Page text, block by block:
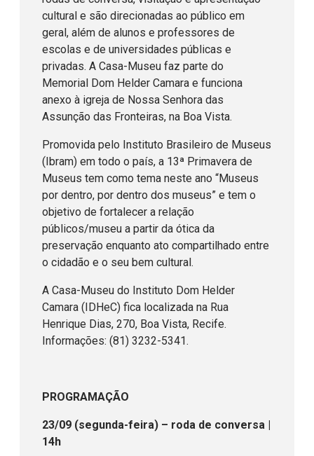
cultural e são direcionadas ao público em
geral, além de alunos e professores de
escolas e de universidades públicas e
privadas. A Casa-Museu faz parte do
Memorial Dom Helder Camara e funciona
anexo à igreja de Nossa Senhora das
Assunção das Fronteiras, na Boa Vista.
Promovida pelo Instituto Brasileiro de Museus
(Ibram) em todo o país, a 13ª Primavera de
Museus tem como tema neste ano “Museus
por dentro, por dentro dos museus” e tem o
objetivo de fortalecer a relação
públicos/museu a partir da ótica da
preservação enquanto ato compartilhado entre
o cidadão e o seu bem cultural.
A Casa-Museu do Instituto Dom Helder
Camara (IDHeC) fica localizada na Rua
Henrique Dias, 270, Boa Vista, Recife.
Informações: (81) 3232-5341.
PROGRAMAÇÃO
23/09 (segunda-feira) – roda de conversa |
14h